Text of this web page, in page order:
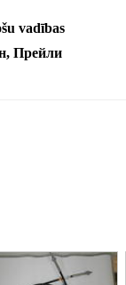
vadības
Прейли